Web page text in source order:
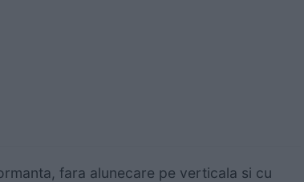
fara alunecare pe verticala si cu